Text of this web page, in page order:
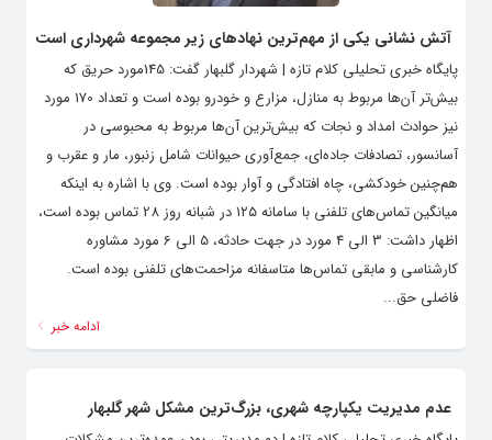
آتش نشانی یکی از مهم‌ترین نهادهای زیر مجموعه شهرداری است
پایگاه خبری تحلیلی کلام تازه | شهردار گلبهار گفت: 145مورد حریق که
بیش‌تر آن‌ها مربوط به منازل، مزارع و خودرو بوده است و تعداد 170 مورد
نیز حوادث امداد و نجات که بیش‌ترین آن‌ها مربوط به محبوسی در
آسانسور، تصادفات جاده‌ای، جمع‌آوری حیوانات شامل زنبور، مار و عقرب و
هم‌چنین خودکشی، چاه افتادگی و آوار بوده است. وی با اشاره به اینکه
میانگین تماس‌های تلفنی با سامانه ۱۲۵ در شبانه روز 28 تماس بوده است،
اظهار داشت: 3 الی 4 مورد در جهت حادثه، 5 الی 6 مورد مشاوره
کارشناسی و مابقی تماس‌ها متاسفانه مزاحمت‌های تلفنی بوده است.
فاضلی حق...
ادامه خبر
عدم مدیریت یکپارچه شهری، بزرگ‌ترین مشکل شهر گلبهار